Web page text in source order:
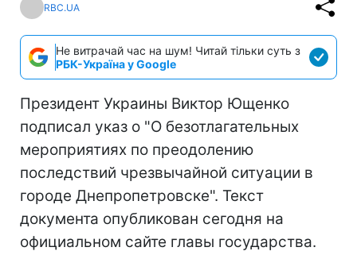
RBC.UA
Не витрачай час на шум! Читай тільки суть з
РБК-Україна у Google
Президент Украины Виктор Ющенко
подписал указ о "О безотлагательных
мероприятиях по преодолению
последствий чрезвычайной ситуации в
городе Днепропетровске". Текст
документа опубликован сегодня на
официальном сайте главы государства.